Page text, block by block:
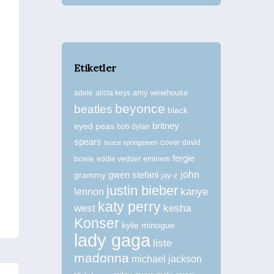
Etiketler
adele alicia keys amy winehouse
beatles beyonce black
eyed peas bob dylan britney
spears bruce springsteen cover david
bowie eddie vedder eminem fergie
grammy gwen stefani jay-z john
lennon justin bieber kanye
west katy perry kesha
Konser kylie minogue
lady gaga liste
madonna michael jackson